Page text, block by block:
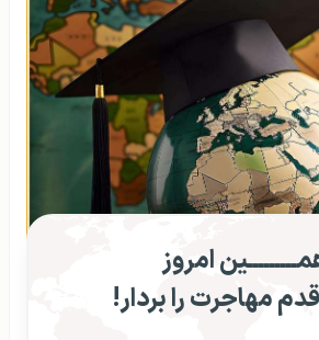
امروز
مهاجرت را بردار!